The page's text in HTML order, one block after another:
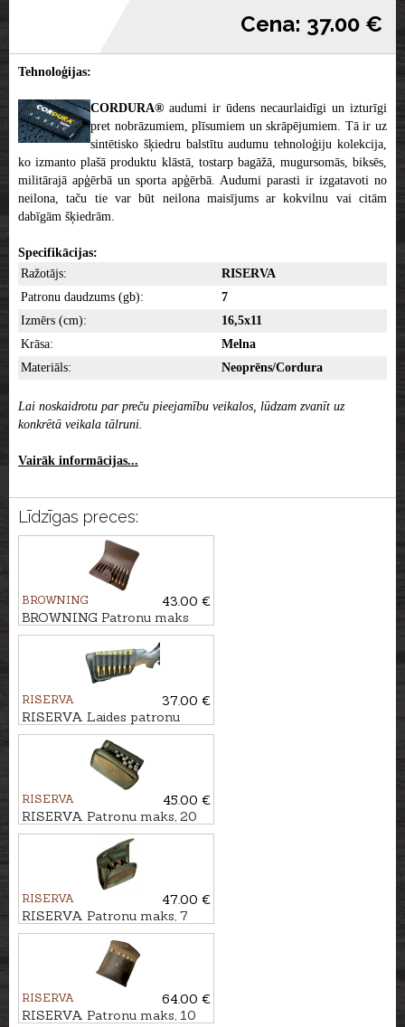
Cena: 37.00 €
Tehnoloģijas:
CORDURA® audumi ir ūdens necaurlaidīgi un izturīgi
pret nobrāzumiem, plīsumiem un skrāpējumiem. Tā ir uz
sintētisko šķiedru balstītu audumu tehnoloģiju kolekcija,
ko izmanto plašā produktu klāstā, tostarp bagāžā, mugursomās, biksēs,
militārajā apģērbā un sporta apģērbā. Audumi parasti ir izgatavoti no
neilona, ​​taču tie var būt neilona maisījums ar kokvilnu vai citām
dabīgām šķiedrām.
Specifikācijas:
Ražotājs:
RISERVA
Patronu daudzums (gb):
7
Izmērs (cm):
16,5x11
Krāsa:
Melna
Materiāls:
Neoprēns/Cordura
Lai noskaidrotu par preču pieejamību veikalos, lūdzam zvanīt uz
konkrētā veikala tālruni.
Vairāk informācijas...
Līdzīgas preces:
BROWNING
43.00 €
BROWNING Patronu maks
HERITAGE, 10 patronām
RISERVA
37.00 €
RISERVA Laides patronu
somiņa, 7 patronām
RISERVA
45.00 €
RISERVA Patronu maks, 20
patronām
RISERVA
47.00 €
RISERVA Patronu maks, 7
patronām
RISERVA
64.00 €
RISERVA Patronu maks, 10